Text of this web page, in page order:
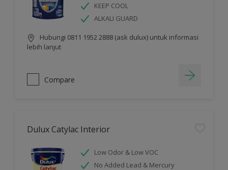
KEEP COOL
ALKALI GUARD
Hubungi 0811 1952 2888 (ask dulux) untuk informasi
lebih lanjut
Compare
Dulux Catylac Interior
Low Odor & Low VOC
No Added Lead & Mercury